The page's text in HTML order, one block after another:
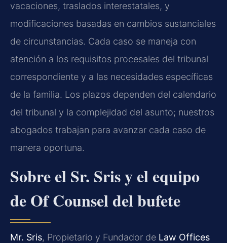
vacaciones, traslados interestatales, y
modificaciones basadas en cambios sustanciales
de circunstancias. Cada caso se maneja con
atención a los requisitos procesales del tribunal
correspondiente y a las necesidades específicas
de la familia. Los plazos dependen del calendario
del tribunal y la complejidad del asunto; nuestros
abogados trabajan para avanzar cada caso de
manera oportuna.
Sobre el Sr. Sris y el equipo
de Of Counsel del bufete
Mr. Sris, Propietario y Fundador de Law Offices